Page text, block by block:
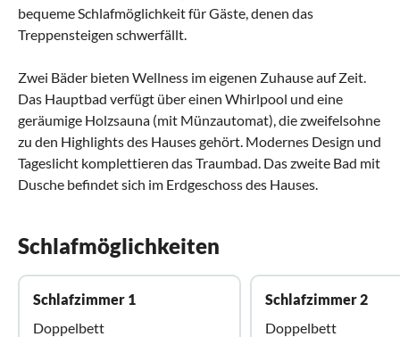
bequeme Schlafmöglichkeit für Gäste, denen das
Treppensteigen schwerfällt.
Zwei Bäder bieten Wellness im eigenen Zuhause auf Zeit.
Das Hauptbad verfügt über einen Whirlpool und eine
geräumige Holzsauna (mit Münzautomat), die zweifelsohne
zu den Highlights des Hauses gehört. Modernes Design und
Tageslicht komplettieren das Traumbad. Das zweite Bad mit
Dusche befindet sich im Erdgeschoss des Hauses.
Schlafmöglichkeiten
Schlafzimmer 1
Doppelbett
Schlafzimmer 2
Doppelbett